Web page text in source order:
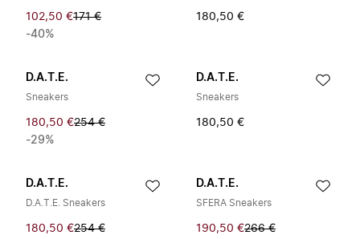
102,50 €171 €
-40%
180,50 €
D.A.T.E.
Sneakers
180,50 €254 €
-29%
D.A.T.E.
Sneakers
180,50 €
D.A.T.E.
D.A.T.E. Sneakers
180,50 €254 €
D.A.T.E.
SFERA Sneakers
190,50 €266 €